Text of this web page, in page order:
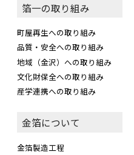
箔一の取り組み
町屋再生への取り組み
品質・安全への取り組み
地域（金沢）への取り組み
文化財保全への取り組み
産学連携への取り組み
金箔について
金箔製造工程